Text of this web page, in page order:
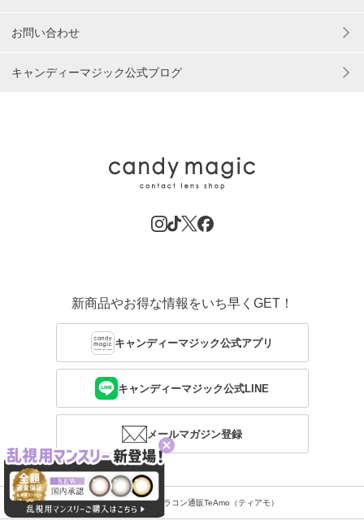
お問い合わせ
キャンディーマジック公式ブログ
新商品やお得な情報をいち早くGET！
キャンディーマジック公式アプリ
キャンディーマジック公式LINE
メールマガジン登録
Related site：激安カラコン通販TeAmo（ティアモ）